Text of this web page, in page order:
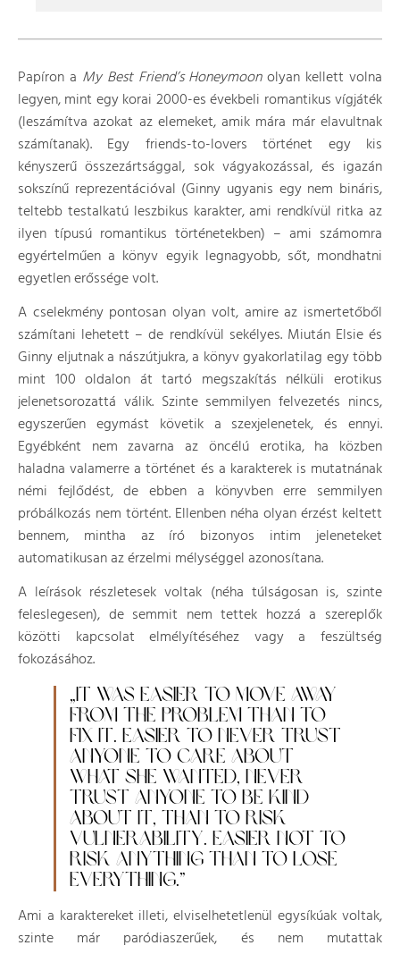
Papíron a My Best Friend’s Honeymoonolyan kellett volna
legyen, mint egy korai 2000-es évekbeli romantikus vígjáték
(leszámítva azokat az elemeket, amik mára már elavultnak
számítanak). Egy friends-to-lovers történet egy kis
kényszerű összezártsággal, sok vágyakozással, és igazán
sokszínű reprezentációval (Ginny ugyanis egy nem bináris,
teltebb testalkatú leszbikus karakter, ami rendkívül ritka az
ilyen típusú romantikus történetekben) – ami számomra
egyértelműen a könyv egyik legnagyobb, sőt, mondhatni
egyetlen erőssége volt.
A cselekmény pontosan olyan volt, amire az ismertetőből
számítani lehetett – de rendkívül sekélyes. Miután Elsie és
Ginny eljutnak a nászútjukra, a könyv gyakorlatilag egy több
mint 100 oldalon át tartó megszakítás nélküli erotikus
jelenetsorozattá válik. Szinte semmilyen felvezetés nincs,
egyszerűen egymást követik a szexjelenetek, és ennyi.
Egyébként nem zavarna az öncélú erotika, ha közben
haladna valamerre a történet és a karakterek is mutatnának
némi fejlődést, de ebben a könyvben erre semmilyen
próbálkozás nem történt. Ellenben néha olyan érzést keltett
bennem, mintha az író bizonyos intim jeleneteket
automatikusan az érzelmi mélységgel azonosítana.
A leírások részletesek voltak (néha túlságosan is, szinte
feleslegesen), de semmit nem tettek hozzá a szereplők
közötti kapcsolat elmélyítéséhez vagy a feszültség
fokozásához.
„IT WAS EASIER TO MOVE AWAY
FROM THE PROBLEM THAN TO
FIX IT. EASIER TO NEVER TRUST
ANYONE TO CARE ABOUT
WHAT SHE WANTED, NEVER
TRUST ANYONE TO BE KIND
ABOUT IT, THAN TO RISK
VULNERABILITY. EASIER NOT TO
RISK ANYTHING THAN TO LOSE
EVERYTHING.”
Ami a karaktereket illeti, elviselhetetlenül egysíkúak voltak,
szinte már paródiaszerűek, és nem mutattak